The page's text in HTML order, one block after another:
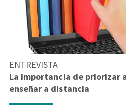
ENTREVISTA
La importancia de priorizar
enseñar a distancia